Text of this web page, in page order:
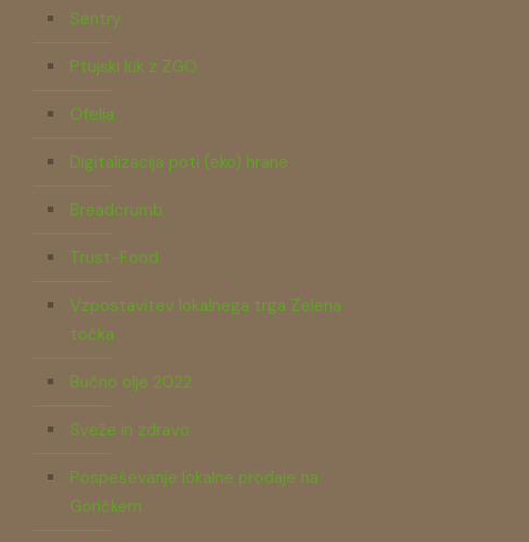
Sentry
Ptujski lük z ZGO
Ofelia
Digitalizacija poti (eko) hrane
Breadcrumb
Trust-Food
Vzpostavitev lokalnega trga Zelena
točka
Bučno olje 2022
Sveže in zdravo
Pospeševanje lokalne prodaje na
Goričkem